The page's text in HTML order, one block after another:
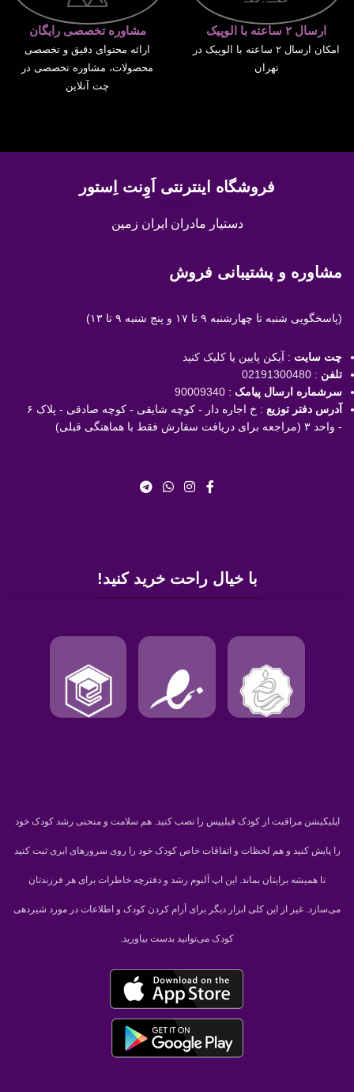
ارسال ۲ ساعته با الوپیک
امکان ارسال ۲ ساعته با الوپیک در
تهران
مشاوره تخصصی رایگان
ارائه محتوای دقیق و تخصصی
محصولات، مشاوره تخصصی در
چت آنلاین
فروشگاه اینترنتی اَوِنت اِستور
دستیار مادران ایران زمین
مشاوره و پشتیبانی فروش
(پاسخگویی شنبه تا چهارشنبه ۹ تا ۱۷ و پنج شنبه ۹ تا ۱۳)
چت سایت : آیکن پایین یا کلیک کنید
تلفن :
02191300480
سرشماره ارسال پیامک :
90009340
آدرس دفتر توزیع
: خ اجاره دار - کوچه شایقی - کوچه صادقی - پلاک ۶
- واحد ۳ (مراجعه برای دریافت سفارش فقط با هماهنگی قبلی)
با خیال راحت خرید کنید!
اپلیکیشن مراقبت از کودک فیلیپس را نصب کنید. هم سلامت و منحنی رشد کودک خود
را پایش کنید و هم لحظات و اتفاقات خاص کودک خود را روی سرورهای ابری ثبت کنید
تا همیشه برایتان بماند. این اپ آلبوم رشد و دفترچه خاطرات برای هر فرزندتان
می‌سازد. غیر از این کلی ابزار دیگر برای آرام کردن کودک و اطلاعات در مورد شیردهی
کودک می‌توانید بدست بیاورید.